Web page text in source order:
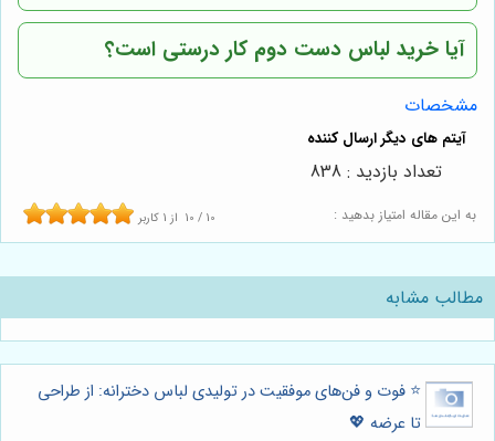
آیا خرید لباس دست دوم کار درستی است؟
مشخصات
به این مقاله امتیاز بدهید : 10 / 10 از 1 کاربر
تعداد بازدید : 838
مطالب مشابه
⭐️ فوت و فن‌های موفقیت در تولیدی لباس دخترانه: از طراحی
تا عرضه 💖